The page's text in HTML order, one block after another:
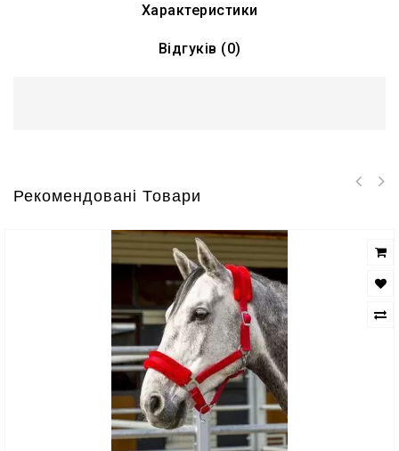
Характеристики
Відгуків (0)
Рекомендовані Товари